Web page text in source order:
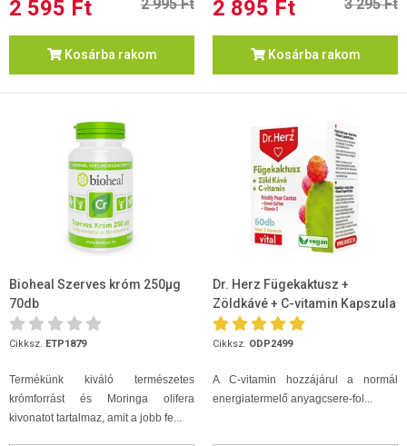
2 595 Ft 2 995 Ft
Kosárba rakom
2 895 Ft 3 295 Ft
Kosárba rakom
Bioheal Szerves króm 250µg
70db
Cikksz. ETP1879
Termékünk kiváló természetes
krómforrást és Moringa olifera
kivonatot tartalmaz, amit a jobb fe...
Dr. Herz Fügekaktusz +
Zöldkávé + C-vitamin Kapszula
60 db
Cikksz. ODP2499
A C-vitamin hozzájárul a normál
energiatermelő anyagcsere-fol...